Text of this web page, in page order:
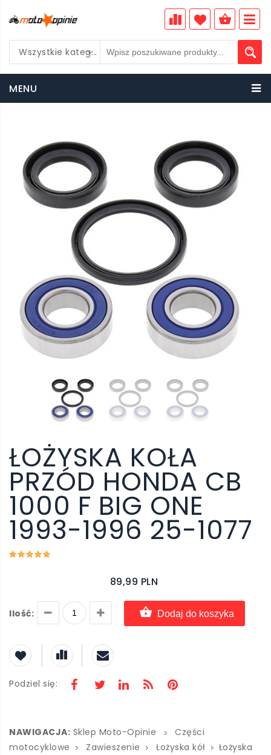
Wszystkie kategorie
MENU
ŁOŻYSKA KOŁA
PRZÓD HONDA CB
1000 F BIG ONE
1993-1996 25-1077
89,99 PLN
Ilość: Dodaj do koszyka
Podziel się:
NAWIGACJA: Sklep Moto-Opinie
Części
motocyklowe
Zawieszenie Łożyska kół
Łożyska